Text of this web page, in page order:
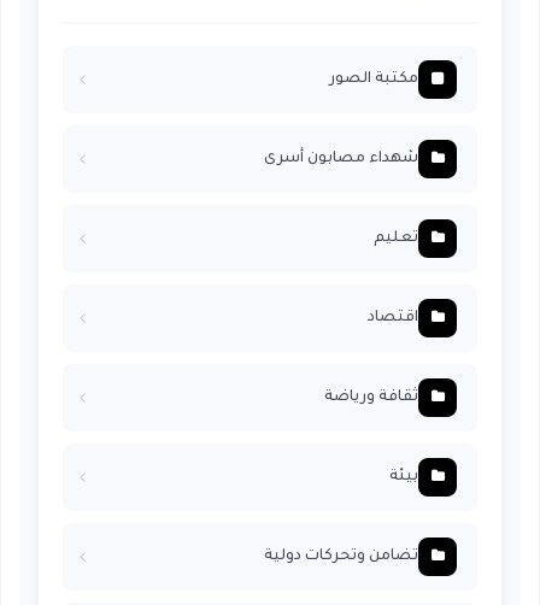
مكتبة الصور
شهداء مصابون أسرى
تعليم
اقتصاد
ثقافة ورياضة
بيئة
تضامن وتحركات دولية